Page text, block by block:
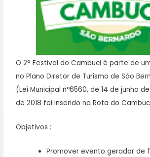
O 2° Festival do Cambuci é parte de
no Plano Diretor de Turismo de São
(Lei Municipal nº6560, de 14 de junho
de 2018 foi inserido na Rota do
Objetivos :
Promover evento gerador de